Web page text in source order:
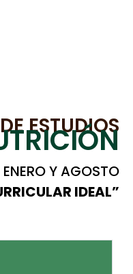
ESTUDIOS
Y AGOSTO
IDEAL”